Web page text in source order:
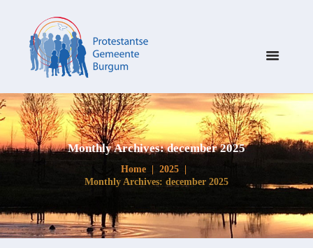
Monthly Archives: december 2025
Home
2025
Monthly Archives: december 2025